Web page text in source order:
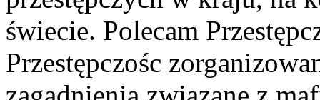
świecie. Polecam
Przestępczośc